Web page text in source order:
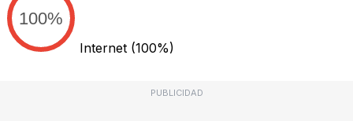
100%
Internet (100%)
PUBLICIDAD